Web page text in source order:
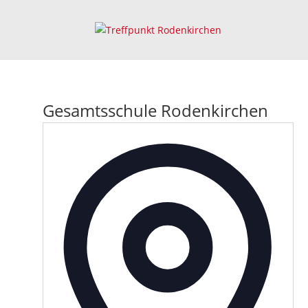
Gesamtsschule Rodenkirchen